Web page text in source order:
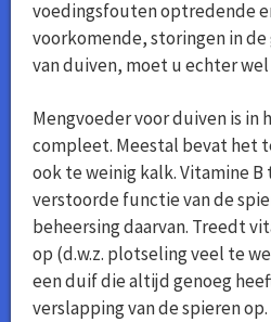
voedingsfouten optredende
voorkomende, storingen in
van duiven, moet u echter
Mengvoeder voor duiven is in
compleet. Meestal bevat het
ook te weinig kalk. Vitamine
verstoorde functie van de
beheersing daarvan. Treedt
op (d.w.z. plotseling veel te
een duif die altijd genoeg
verslapping van de spieren